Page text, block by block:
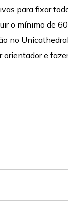
para fixar
o mínimo de
no
e